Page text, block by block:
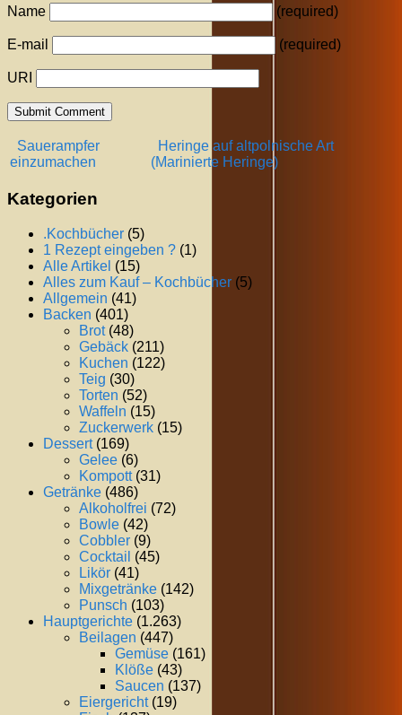
Name (required)
E-mail (required)
URI
Sauerampfer
einzumachen
Heringe auf altpolnische Art
(Marinierte Heringe)
Kategorien
.Kochbücher (5)
1 Rezept eingeben ? (1)
Alle Artikel (15)
Alles zum Kauf – Kochbücher (5)
Allgemein (41)
Backen (401)
Brot(48)
Gebäck (211)
Kuchen (122)
Teig (30)
Torten (52)
Waffeln (15)
Zuckerwerk (15)
Dessert(169)
Gelee (6)
Kompott(31)
Getränke (486)
Alkoholfrei (72)
Bowle (42)
Cobbler (9)
Cocktail (45)
Likör (41)
Mixgetränke (142)
Punsch (103)
Hauptgerichte (1.263)
Beilagen (447)
Gemüse (161)
Klöße (43)
Saucen (137)
Eiergericht(19)